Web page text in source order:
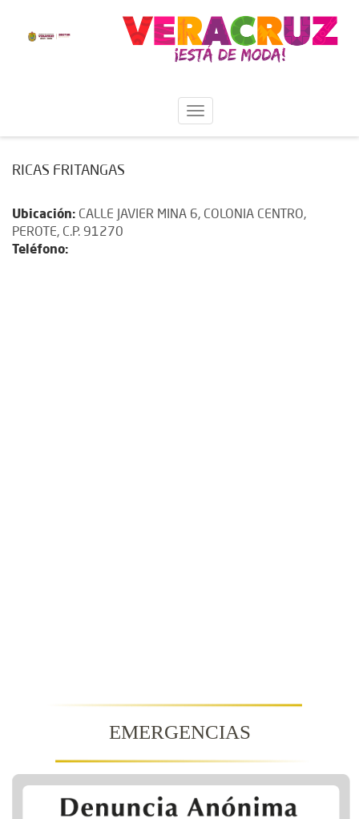
RICAS FRITANGAS
Ubicación: CALLE JAVIER MINA 6, COLONIA CENTRO,
PEROTE, C.P. 91270
Teléfono:
EMERGENCIAS